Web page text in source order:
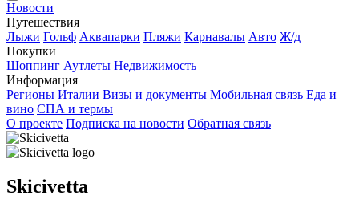
Новости
Путешествия
Лыжи Гольф Аквапарки Пляжи Карнавалы Авто Ж/д
Покупки
Шоппинг Аутлеты Недвижимость
Информация
Регионы Италии Визы и документы Мобильная связь Еда и
вино СПА и термы
О проекте Подписка на новости Обратная связь
Skicivetta